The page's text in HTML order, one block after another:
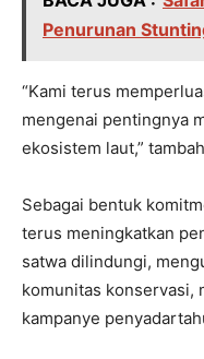
Penurunan
“Kami terus
mengenai pentingnya
ekosistem laut,”
Sebagai bentuk
terus meningkatkan
satwa dilindungi,
komunitas konservasi,
kampanye